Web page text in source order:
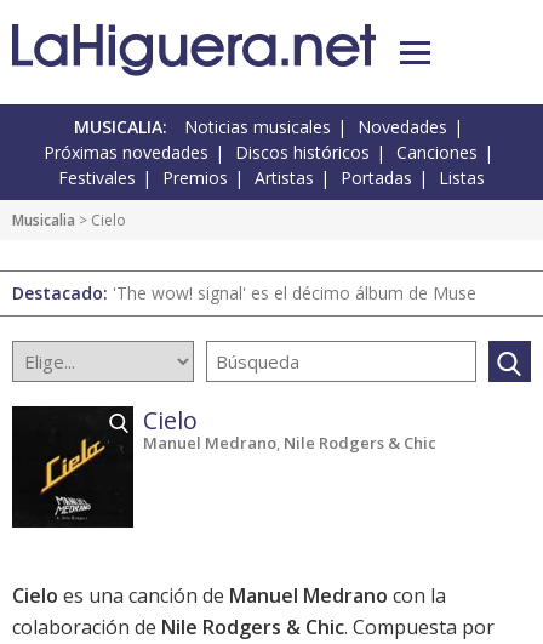
MUSICALIA: Noticias musicales
Novedades
Próximas novedades
Discos históricos
Canciones
Festivales
Premios Artistas Portadas Listas
Musicalia > Cielo
Destacado: 'The wow! signal' es el décimo álbum de Muse
Cielo
Manuel Medrano, Nile Rodgers & Chic
Cielo es una canción de Manuel Medrano con la
colaboración de Nile Rodgers & Chic. Compuesta por